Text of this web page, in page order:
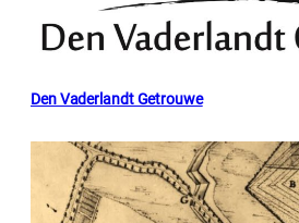
Den Vaderlandt Getrouwe